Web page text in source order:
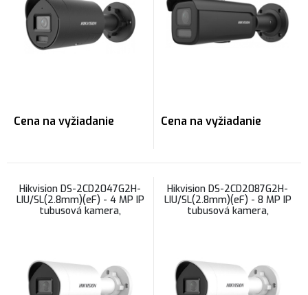
Cena na vyžiadanie Cena na vyžiadanie
Hikvision DS-2CD2047G2H-
LIU/SL(2.8mm)(eF) - 4 MP IP
tubusová kamera,
Hikvision DS-2CD2087G2H-
LIU/SL(2.8mm)(eF) - 8 MP IP
tubusová kamera,